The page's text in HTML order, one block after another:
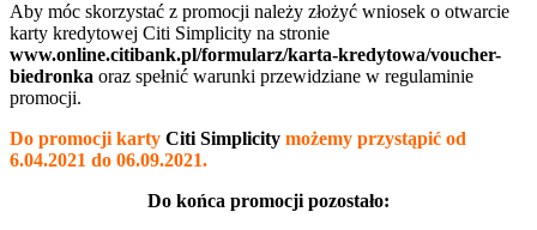
Aby móc skorzystać z promocji należy złożyć wniosek o otwarcie
karty kredytowej Citi Simplicity na stronie
www.online.citibank.pl/formularz/karta-kredytowa/voucher-
biedronka oraz spełnić warunki przewidziane w regulaminie
promocji.
Do promocji karty Citi Simplicity możemy przystąpić od
6.04.2021 do 06.09.2021.
Do końca promocji pozostało: